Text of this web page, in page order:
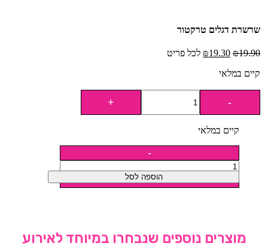
שרשרת דגלים טרקטור
₪19.90
₪19.30
לכל פריט
קיים במלאי
קיים במלאי
הוספה לסל
מוצרים נוספים שנבחרו במיוחד לאירוע